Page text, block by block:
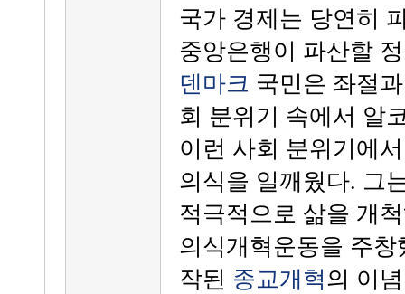
국가 경제는 당연히
중앙은행이 파산할
덴마크 국민은 좌절
회 분위기 속에서 알
이런 사회 분위기에
의식을 일깨웠다. 그
적극적으로 삶을 개
의식개혁운동을 주
작된 종교개혁의 이